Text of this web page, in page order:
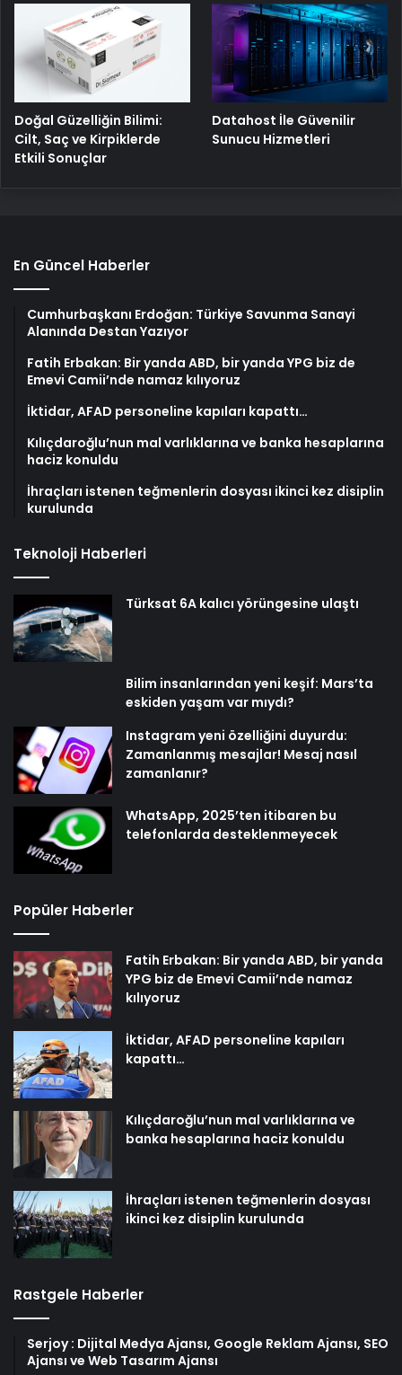
Doğal Güzelliğin Bilimi:
Cilt, Saç ve Kirpiklerde
Etkili Sonuçlar
Datahost İle Güvenilir
Sunucu Hizmetleri
En Güncel Haberler
Cumhurbaşkanı Erdoğan: Türkiye Savunma Sanayi
Alanında Destan Yazıyor
Fatih Erbakan: Bir yanda ABD, bir yanda YPG biz de
Emevi Camii’nde namaz kılıyoruz
İktidar, AFAD personeline kapıları kapattı…
Kılıçdaroğlu’nun mal varlıklarına ve banka hesaplarına
haciz konuldu
İhraçları istenen teğmenlerin dosyası ikinci kez disiplin
kurulunda
Teknoloji Haberleri
Türksat 6A kalıcı yörüngesine ulaştı
Bilim insanlarından yeni keşif: Mars’ta
eskiden yaşam var mıydı?
Instagram yeni özelliğini duyurdu:
Zamanlanmış mesajlar! Mesaj nasıl
zamanlanır?
WhatsApp, 2025’ten itibaren bu
telefonlarda desteklenmeyecek
Popüler Haberler
Fatih Erbakan: Bir yanda ABD, bir yanda
YPG biz de Emevi Camii’nde namaz
kılıyoruz
İktidar, AFAD personeline kapıları
kapattı…
Kılıçdaroğlu’nun mal varlıklarına ve
banka hesaplarına haciz konuldu
İhraçları istenen teğmenlerin dosyası
ikinci kez disiplin kurulunda
Rastgele Haberler
Serjoy : Dijital Medya Ajansı, Google Reklam Ajansı, SEO
Ajansı ve Web Tasarım Ajansı